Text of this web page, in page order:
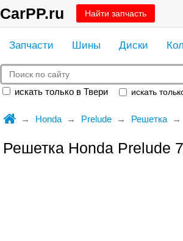
CarPP.ru Найти запчасть
Запчасти Шины Диски
искать только в Твери искать
Honda Prelude Решетка
Решетка Honda Prelude